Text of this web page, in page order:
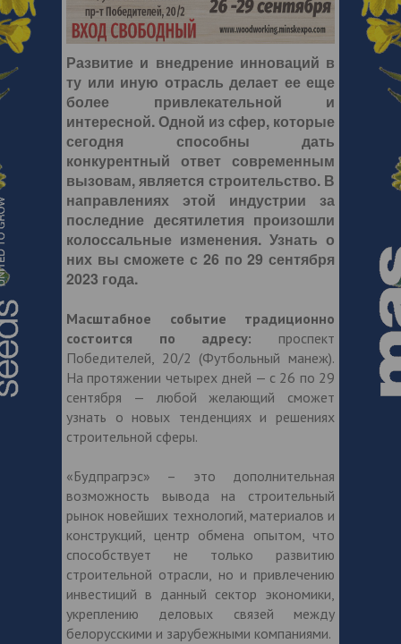
Развитие и внедрение инноваций в
ту или иную отрасль делает ее еще
более привлекательной и
интересной. Одной из сфер, которые
сегодня способны дать
конкурентный ответ современным
вызовам, является строительство. В
направлениях этой индустрии за
последние десятилетия произошли
колоссальные изменения. Узнать о
них вы сможете с 26 по 29 сентября
2023 года.
Масштабное событие традиционно
состоится по адресу: проспект
Победителей, 20/2 (Футбольный манеж).
На протяжении четырех дней — с 26 по 29
сентября — любой желающий сможет
узнать о новых тенденциях и решениях
строительной сферы.
«Будпрагрэс» – это дополнительная
возможность вывода на строительный
рынок новейших технологий, материалов и
конструкций, центр обмена опытом, что
способствует не только развитию
строительной отрасли, но и привлечению
инвестиций в данный сектор экономики,
укреплению деловых связей между
белорусскими и зарубежными компаниями.